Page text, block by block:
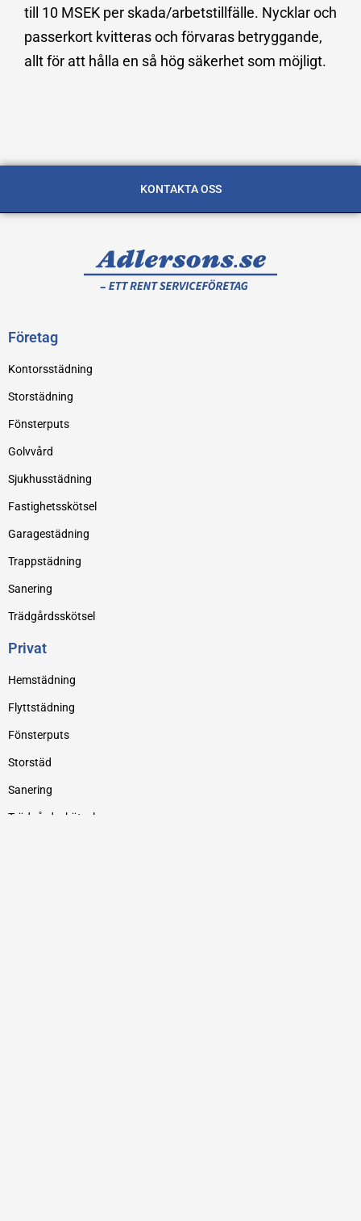
till 10 MSEK per skada/arbetstillfälle. Nycklar och
passerkort kvitteras och förvaras betryggande,
allt för att hålla en så hög säkerhet som möjligt.
KONTAKTA OSS
Företag
Kontorsstädning
Storstädning
Fönsterputs
Golvvård
Sjukhusstädning
Fastighetsskötsel
Garagestädning
Trappstädning
Sanering
Trädgårdsskötsel
Privat
Hemstädning
Flyttstädning
Fönsterputs
Storstäd
Sanering
Trädgårdsskötsel